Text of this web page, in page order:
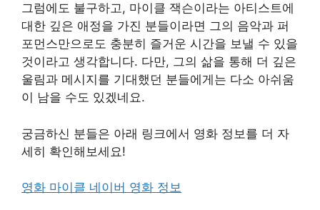
그럼에도 불구하고, 마이클 잭슨이라는 아티스트에
대한 깊은 애정을 가진 분들이라면 그의 음악과 퍼
포먼스만으로도 충분히 즐거운 시간을 보낼 수 있을
것이라고 생각합니다. 다만, 그의 삶을 통해 더 깊은
울림과 메시지를 기대했던 분들에게는 다소 아쉬움
이 남을 수도 있겠네요.
궁금하신 분들은 아래 링크에서 영화 정보를 더 자
세히 확인해보세요!
영화 마이클 네이버 영화 정보